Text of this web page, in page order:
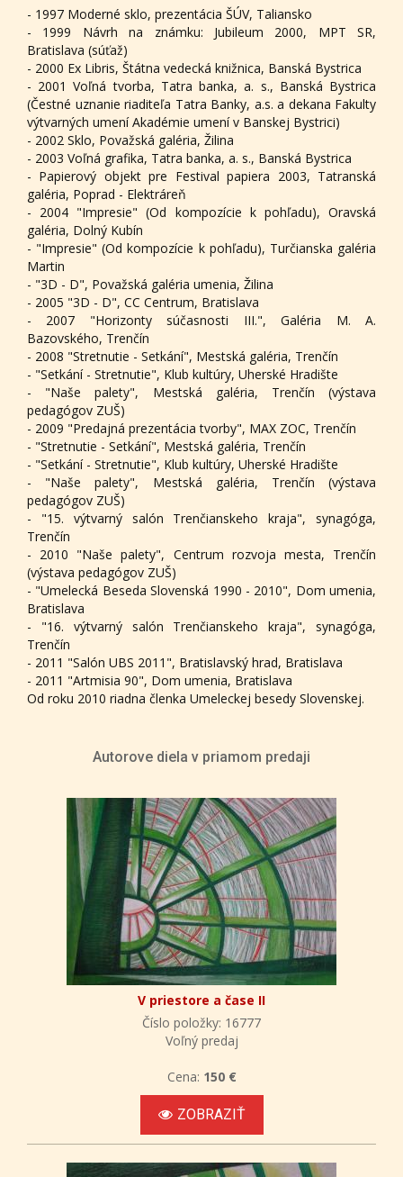
- 1997 Moderné sklo, prezentácia ŠÚV, Taliansko
- 1999 Návrh na známku: Jubileum 2000, MPT SR,
Bratislava (súťaž)
- 2000 Ex Libris, Štátna vedecká knižnica, Banská Bystrica
- 2001 Voľná tvorba, Tatra banka, a. s., Banská Bystrica
(Čestné uznanie riaditeľa Tatra Banky, a.s. a dekana Fakulty
výtvarných umení Akadémie umení v Banskej Bystrici)
- 2002 Sklo, Považská galéria, Žilina
- 2003 Voľná grafika, Tatra banka, a. s., Banská Bystrica
- Papierový objekt pre Festival papiera 2003, Tatranská
galéria, Poprad - Elektráreň
- 2004 "Impresie" (Od kompozície k pohľadu), Oravská
galéria, Dolný Kubín
- "Impresie" (Od kompozície k pohľadu), Turčianska galéria
Martin
- "3D - D", Považská galéria umenia, Žilina
- 2005 "3D - D", CC Centrum, Bratislava
- 2007 "Horizonty súčasnosti III.", Galéria M. A.
Bazovského, Trenčín
- 2008 "Stretnutie - Setkání", Mestská galéria, Trenčín
- "Setkání - Stretnutie", Klub kultúry, Uherské Hradište
- "Naše palety", Mestská galéria, Trenčín (výstava
pedagógov ZUŠ)
- 2009 "Predajná prezentácia tvorby", MAX ZOC, Trenčín
- "Stretnutie - Setkání", Mestská galéria, Trenčín
- "Setkání - Stretnutie", Klub kultúry, Uherské Hradište
- "Naše palety", Mestská galéria, Trenčín (výstava
pedagógov ZUŠ)
- "15. výtvarný salón Trenčianskeho kraja", synagóga,
Trenčín
- 2010 "Naše palety", Centrum rozvoja mesta, Trenčín
(výstava pedagógov ZUŠ)
- "Umelecká Beseda Slovenská 1990 - 2010", Dom umenia,
Bratislava
- "16. výtvarný salón Trenčianskeho kraja", synagóga,
Trenčín
- 2011 "Salón UBS 2011", Bratislavský hrad, Bratislava
- 2011 "Artmisia 90", Dom umenia, Bratislava
Od roku 2010 riadna členka Umeleckej besedy Slovenskej.
Autorove diela v priamom predaji
V priestore a čase II
Číslo položky: 16777
Voľný predaj
Cena: 150 €
ZOBRAZIŤ